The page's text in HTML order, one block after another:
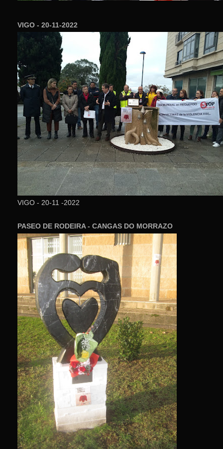
VIGO - 20-11-2022
VIGO - 20-11 -2022
PASEO DE RODEIRA - CANGAS DO MORRAZO